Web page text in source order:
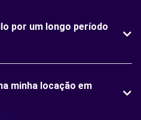
por um longo período
minha locação em